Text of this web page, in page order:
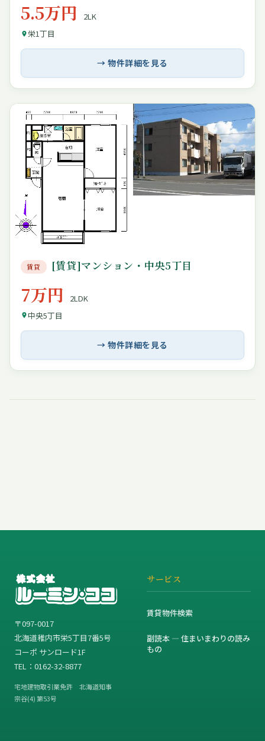
5.5万円
2LK
栄1丁目
→ 物件詳細を見る
賃貸 [賃貸]マンション・中央5丁目
7万円
2LDK
中央5丁目
→ 物件詳細を見る
〒097-0017
北海道稚内市栄5丁目7番5号
コーポ サンロード1F
TEL：0162-32-8877
宅地建物取引業免許 北海道知事
宗谷(4) 第53号
サービス
賃貸物件検索
副読本 — 住まいまわりの読み
もの